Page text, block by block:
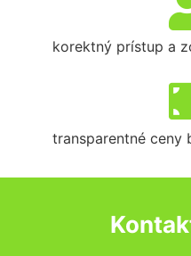
korektný prístup a
transparentné ceny